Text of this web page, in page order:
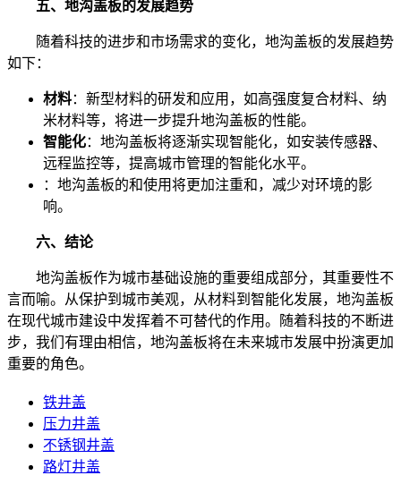
五、地沟盖板的发展趋势
随着科技的进步和市场需求的变化，地沟盖板的发展趋势
如下：
材料：新型材料的研发和应用，如高强度复合材料、纳
米材料等，将进一步提升地沟盖板的性能。
智能化：地沟盖板将逐渐实现智能化，如安装传感器、
远程监控等，提高城市管理的智能化水平。
：地沟盖板的和使用将更加注重和，减少对环境的影
响。
六、结论
地沟盖板作为城市基础设施的重要组成部分，其重要性不
言而喻。从保护到城市美观，从材料到智能化发展，地沟盖板
在现代城市建设中发挥着不可替代的作用。随着科技的不断进
步，我们有理由相信，地沟盖板将在未来城市发展中扮演更加
重要的角色。
铁井盖
压力井盖
不锈钢井盖
路灯井盖